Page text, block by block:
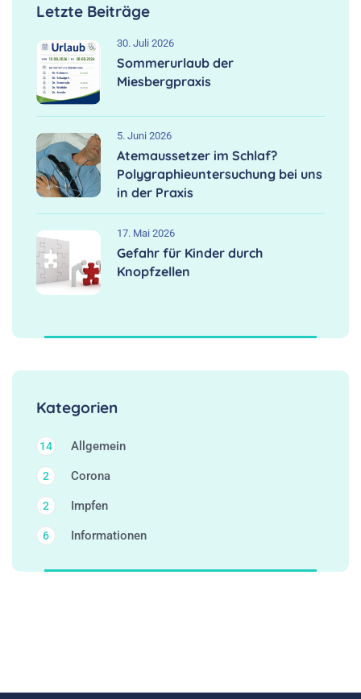
Letzte Beiträge
30. Juli 2026
Sommerurlaub der
Miesbergpraxis
5. Juni 2026
Atemaussetzer im Schlaf?
Polygraphieuntersuchung bei uns
in der Praxis
17. Mai 2026
Gefahr für Kinder durch
Knopfzellen
Kategorien
Allgemein
14
Corona
2
Impfen
2
Informationen
6